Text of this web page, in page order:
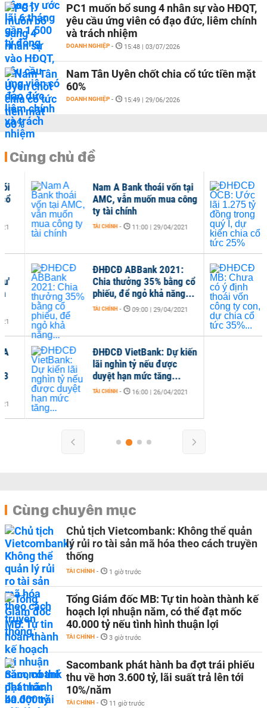
PC1 muốn bổ sung 4 nhân sự vào HĐQT,
yêu cầu ứng viên có đạo đức, liêm chính
và trách nhiệm
DOANH NGHIỆP - 15:48 | 03/07/2026
Nam Tân Uyên chốt chia cổ tức tiền mặt
60%
DOANH NGHIỆP - 15:49 | 29/06/2026
Cùng chủ đề
Nam A Bank thoái vốn tại
AMC, vẫn muốn mua công
ty tài chính
TÀI CHÍNH - 11:00 | 29/04/2021
ĐHĐCĐ ABBank 2021:
Chia thưởng 35% bằng cổ
phiếu, để ngỏ khả năng...
TÀI CHÍNH - 09:00 | 29/04/2021
I,
TÀI
ĐHĐCĐ VietBank: Dự kiến
lãi nghìn tỷ nếu được
duyệt hạn mức tăng...
TÀI CHÍNH - 16:00 | 26/04/2021
Cùng chuyên mục
Chủ tịch Vietcombank: Không thể quản
lý rủi ro tài sản mã hóa theo cách truyền
thống
TÀI CHÍNH - 1 giờ trước
Tổng Giám đốc MB: Tự tin hoàn thành kế
hoạch lợi nhuận năm, có thể đạt mốc
40.000 tỷ nếu tình hình thuận lợi
TÀI CHÍNH - 3 giờ trước
Sacombank phát hành ba đợt trái phiếu
thu về hơn 3.600 tỷ, lãi suất trả lên tới
10%/năm
TÀI CHÍNH - 11 giờ trước